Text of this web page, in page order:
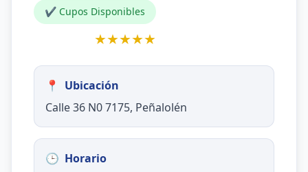
✔ Cupos Disponibles
★★★★★
📍
Ubicación
Calle 36 N0 7175, Peñalolén
🕒 Horario